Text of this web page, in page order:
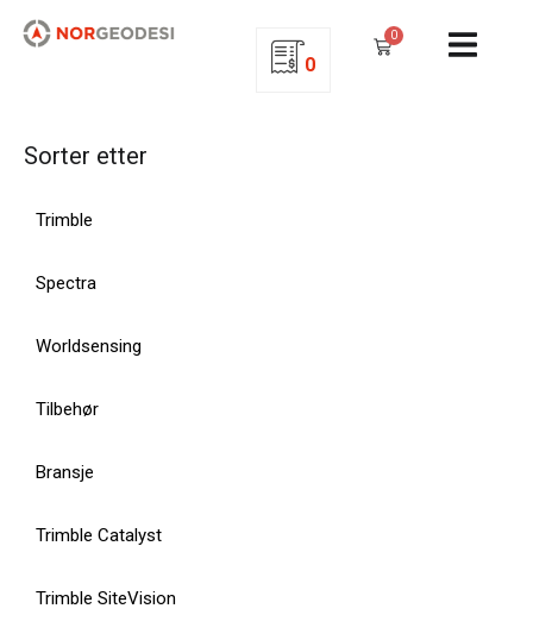
0
0
Sorter etter
Trimble
Spectra
Worldsensing
Tilbehør
Bransje
Trimble Catalyst
Trimble SiteVision